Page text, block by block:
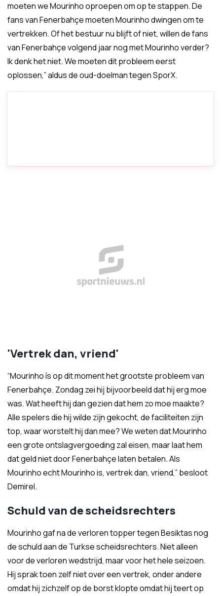
moeten we Mourinho oproepen om op te stappen. De
fans van Fenerbahçe moeten Mourinho dwingen om te
vertrekken. Of het bestuur nu blijft of niet, willen de fans
van Fenerbahçe volgend jaar nog met Mourinho verder?
Ik denk het niet. We moeten dit probleem eerst
oplossen,” aldus de oud-doelman tegen SporX.
'Vertrek dan, vriend'
“Mourinho ís op dit moment het grootste probleem van
Fenerbahçe. Zondag zei hij bijvoorbeeld dat hij erg moe
was. Wat heeft hij dan gezien dat hem zo moe maakte?
Alle spelers die hij wilde zijn gekocht, de faciliteiten zijn
top, waar worstelt hij dan mee? We weten dat Mourinho
een grote ontslagvergoeding zal eisen, maar laat hem
dat geld niet door Fenerbahçe laten betalen. Als
Mourinho echt Mourinho is, vertrek dan, vriend,” besloot
Demirel.
Schuld van de scheidsrechters
Mourinho gaf na de verloren topper tegen Besiktas nog
de schuld aan de Turkse scheidsrechters. Niet alleen
voor de verloren wedstrijd, maar voor het hele seizoen.
Hij sprak toen zelf niet over een vertrek, onder andere
omdat hij zichzelf op de borst klopte omdat hij teert op